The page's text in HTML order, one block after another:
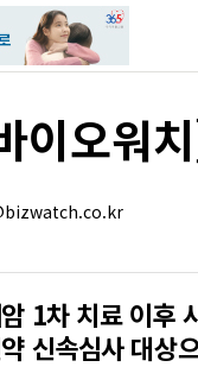
이오워
1차 치료 이후
신속심사 대상